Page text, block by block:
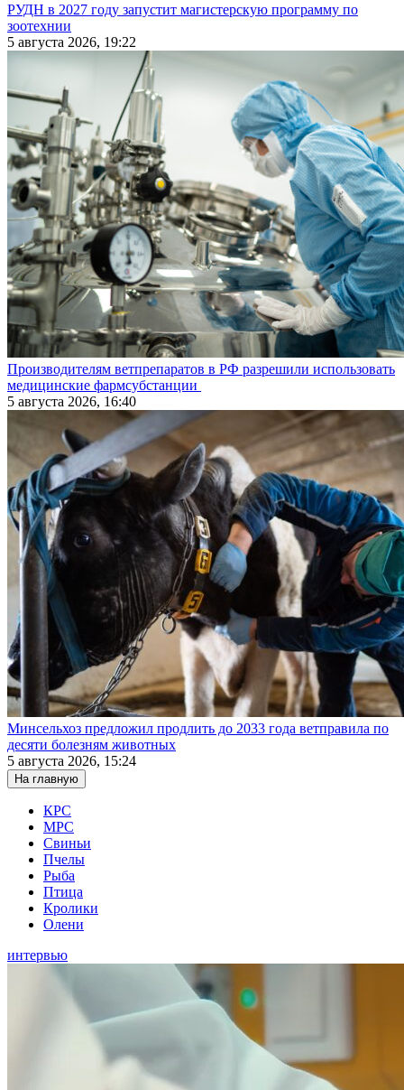
РУДН в 2027 году запустит магистерскую программу по
зоотехнии
5 августа 2026, 19:22
Производителям ветпрепаратов в РФ разрешили использовать
медицинские фармсубстанции
5 августа 2026, 16:40
Минсельхоз предложил продлить до 2033 года ветправила по
десяти болезням животных
5 августа 2026, 15:24
На главную
КРС
МРС
Свиньи
Пчелы
Рыба
Птица
Кролики
Олени
интервью